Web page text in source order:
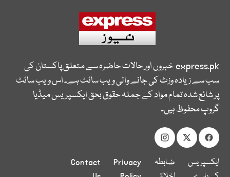
express.pkخبروں اور حالات حاضرہ سے متعلق پاکستان کی
سب سے زیادہ وزٹ کی جانے والی ویب سائٹ ہے۔ اس ویب سائٹ
پر شائع شدہ تمام مواد کے جملہ حقوق بحق ایکسپریس میڈیا
گروپ محفوظ ہیں۔
ایکسپریس ضابطہ Privacy
Contact